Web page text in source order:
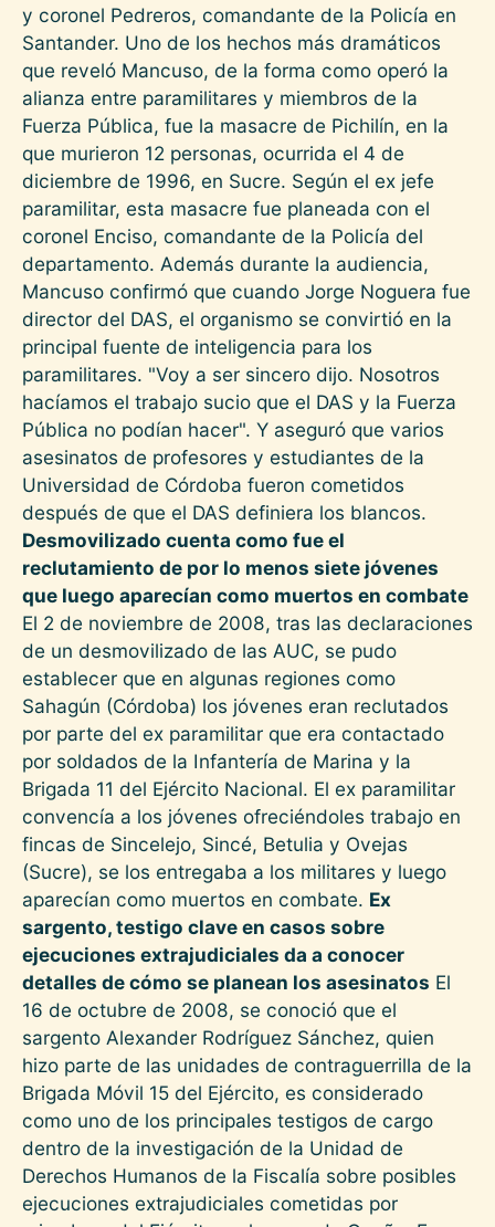
y coronel Pedreros, comandante de la Policía en
Santander. Uno de los hechos más dramáticos
que reveló Mancuso, de la forma como operó la
alianza entre paramilitares y miembros de la
Fuerza Pública, fue la masacre de Pichilín, en la
que murieron 12 personas, ocurrida el 4 de
diciembre de 1996, en Sucre. Según el ex jefe
paramilitar, esta masacre fue planeada con el
coronel Enciso, comandante de la Policía del
departamento. Además durante la audiencia,
Mancuso confirmó que cuando Jorge Noguera fue
director del DAS, el organismo se convirtió en la
principal fuente de inteligencia para los
paramilitares. "Voy a ser sincero dijo. Nosotros
hacíamos el trabajo sucio que el DAS y la Fuerza
Pública no podían hacer". Y aseguró que varios
asesinatos de profesores y estudiantes de la
Universidad de Córdoba fueron cometidos
después de que el DAS definiera los blancos.
Desmovilizado cuenta como fue el
reclutamiento de por lo menos siete jóvenes
que luego aparecían como muertos en combate
El 2 de noviembre de 2008, tras las declaraciones
de un desmovilizado de las AUC, se pudo
establecer que en algunas regiones como
Sahagún (Córdoba) los jóvenes eran reclutados
por parte del ex paramilitar que era contactado
por soldados de la Infantería de Marina y la
Brigada 11 del Ejército Nacional. El ex paramilitar
convencía a los jóvenes ofreciéndoles trabajo en
fincas de Sincelejo, Sincé, Betulia y Ovejas
(Sucre), se los entregaba a los militares y luego
aparecían como muertos en combate. Ex
sargento, testigo clave en casos sobre
ejecuciones extrajudiciales da a conocer
detalles de cómo se planean los asesinatos El
16 de octubre de 2008, se conoció que el
sargento Alexander Rodríguez Sánchez, quien
hizo parte de las unidades de contraguerrilla de la
Brigada Móvil 15 del Ejército, es considerado
como uno de los principales testigos de cargo
dentro de la investigación de la Unidad de
Derechos Humanos de la Fiscalía sobre posibles
ejecuciones extrajudiciales cometidas por